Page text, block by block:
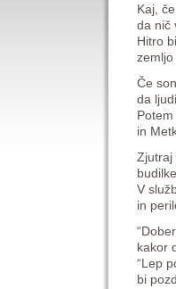
Kaj,
da nič
Hitro
zemljo
Če
da
in
Zjutraj
V
in
kakor
“Lep
bi